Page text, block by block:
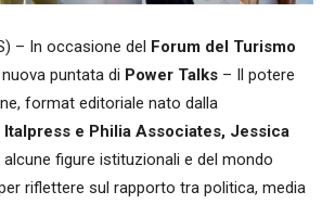
– In occasione del Forum del Turismo
puntata di Power Talks – Il potere
format editoriale nato dalla
Italpress e Philia Associates, Jessica
figure istituzionali e del mondo
riflettere sul rapporto tra politica, media